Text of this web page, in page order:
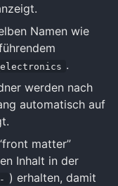
Namen wie
_electronics .
werden nach
automatisch auf
matter”
Inhalt in der
) erhalten, damit